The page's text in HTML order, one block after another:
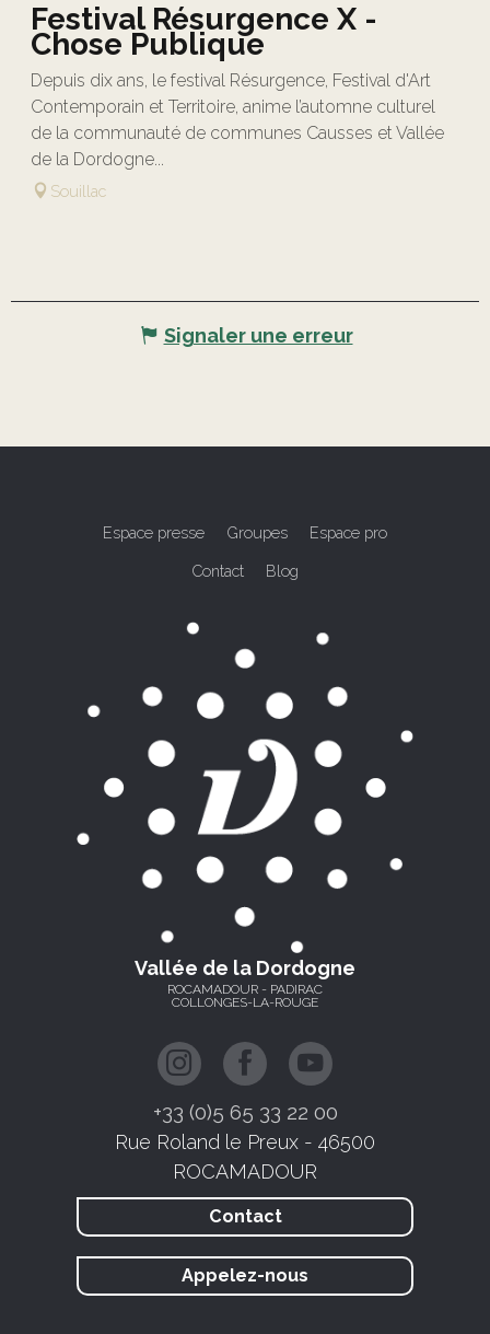
Festival Résurgence X -
Chose Publique
Depuis dix ans, le festival Résurgence, Festival d'Art
Contemporain et Territoire, anime l’automne culturel
de la communauté de communes Causses et Vallée
de la Dordogne...
Souillac
Signaler une erreur
Espace presse Groupes Espace pro
Contact Blog
Vallée de la Dordogne
ROCAMADOUR - PADIRAC
COLLONGES-LA-ROUGE
+33 (0)5 65 33 22 00
Rue Roland le Preux - 46500
ROCAMADOUR
Contact
Appelez-nous